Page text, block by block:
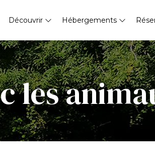
Découvrir Hébergements
les